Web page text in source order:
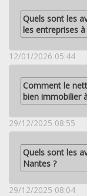
Quels sont les
les entreprises
12/01/2026 05:44
Comment le
bien immobilier
29/12/2025 08:55
Quels sont les
Nantes ?
29/12/2025 08:04